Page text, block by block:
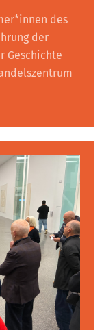
des
der
Geschichte